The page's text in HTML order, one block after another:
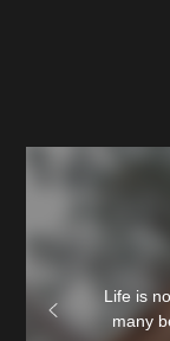
Life is
many